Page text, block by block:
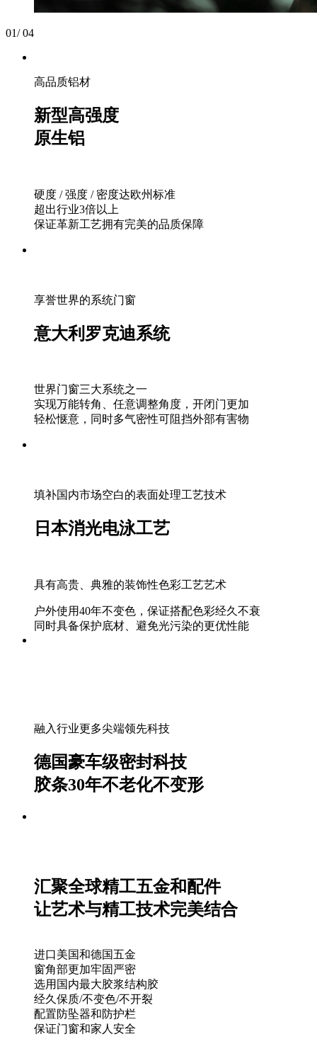
01/04
高品质铝材
新型高强度
原生铝
硬度 / 强度 / 密度达欧州标准
超出行业3倍以上
保证革新工艺拥有完美的品质保障
享誉世界的系统门窗
意大利罗克迪系统
世界门窗三大系统之一
实现万能转角、任意调整角度，开闭门更加
轻松惬意，同时多气密性可阻挡外部有害物
填补国内市场空白的表面处理工艺技术
日本消光电泳工艺
具有高贵、典雅的装饰性色彩工艺艺术
户外使用40年不变色，保证搭配色彩经久不衰
同时具备保护底材、避免光污染的更优性能
融入行业更多尖端领先科技
德国豪车级密封科技
胶条30年不老化不变形
汇聚全球精工五金和配件
让艺术与精工技术完美结合
进口美国和德国五金
窗角部更加牢固严密
选用国内最大胶浆结构胶
经久保质/不变色/不开裂
配置防坠器和防护栏
保证门窗和家人安全